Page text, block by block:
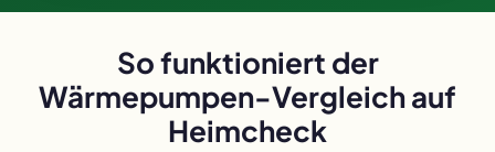
So funktioniert der
Wärmepumpen-Vergleich auf
Heimcheck